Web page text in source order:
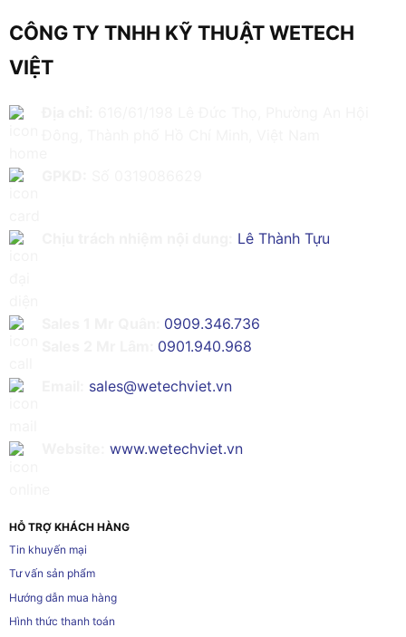
CÔNG TY TNHH KỸ THUẬT WETECH
VIỆT
Lê Thành Tựu
0909.346.736
0901.940.968
sales@wetechviet.vn
www.wetechviet.vn
HỖ TRỢ KHÁCH HÀNG
Tin khuyến mại
Tư vấn sản phẩm
Hướng dẫn mua hàng
Hình thức thanh toán